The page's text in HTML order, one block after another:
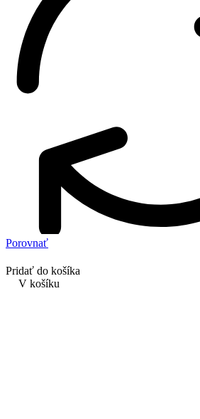
Porovnať
Pridať do košíka
V košíku